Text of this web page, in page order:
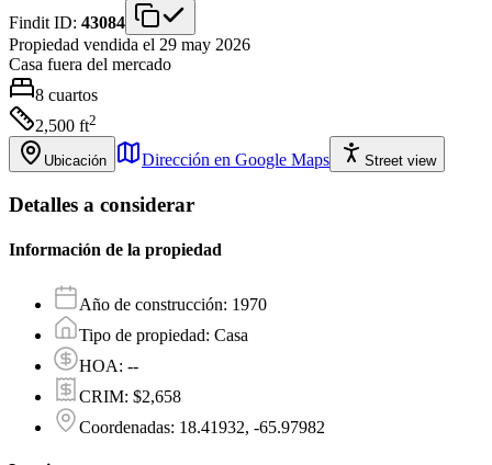
Findit ID: 43084
Propiedad vendida el 29 may 2026
Casa fuera del mercado
8 cuartos
2,500 ft2
Ubicación Dirección en Google Maps Street view
Detalles a considerar
Información de la propiedad
Año de construcción: 1970
Tipo de propiedad: Casa
HOA: --
CRIM: $2,658
Coordenadas: 18.41932, -65.97982